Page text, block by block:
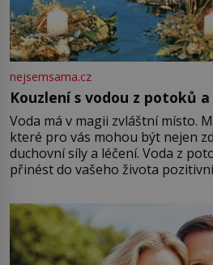
nejsemsama.cz
Kouzlení s vodou z potoků
Voda má v magii zvláštní místo.
které pro vás mohou být nejen
duchovní síly a léčení. Voda z
přinést do vašeho života
můžete obohatit své rituály a
větší harmonii a klid. Je důležité